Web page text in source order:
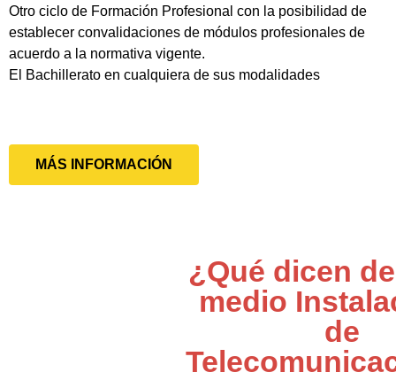
Otro ciclo de Formación Profesional con la posibilidad de
establecer convalidaciones de módulos profesionales de
acuerdo a la normativa vigente.
El Bachillerato en cualquiera de sus modalidades
MÁS INFORMACIÓN
¿Qué dicen
medio
de